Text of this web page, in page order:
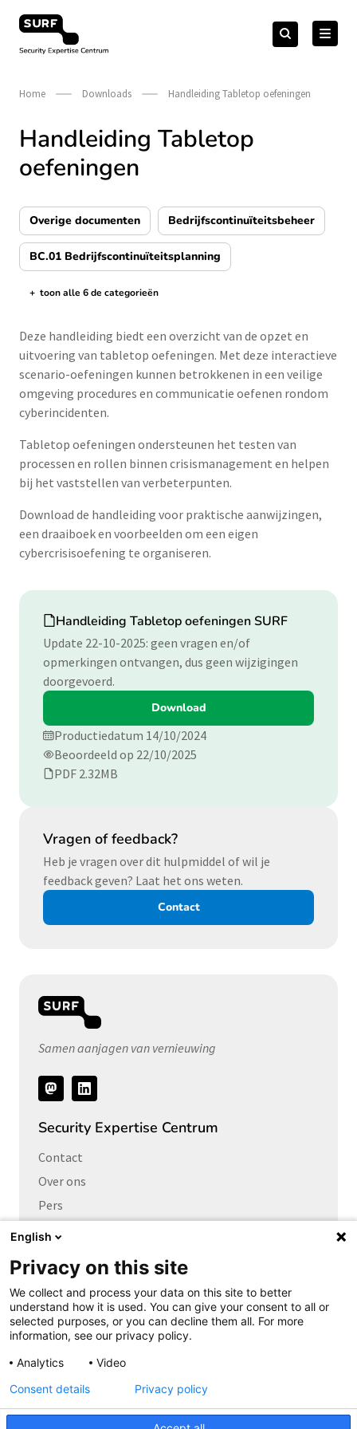
naar
Security Expertise Centrum – by SURF
Zoeken
naar:Zoeken
Home Downloads Handleiding Tabletop oefeningen
Handleiding Tabletop
oefeningen
Overige documenten Bedrijfscontinuïteitsbeheer
BC.01 Bedrijfscontinuïteitsplanning
de categorieën tonen/verbergen
+ toon alle 6 de categorieën
Deze handleiding biedt een overzicht van de opzet en
uitvoering van tabletop oefeningen. Met deze interactieve
scenario-oefeningen kunnen betrokkenen in een veilige
omgeving procedures en communicatie oefenen rondom
cyberincidenten.
Tabletop oefeningen ondersteunen het testen van
processen en rollen binnen crisismanagement en helpen
bij het vaststellen van verbeterpunten.
Download de handleiding voor praktische aanwijzingen,
een draaiboek en voorbeelden om een eigen
cybercrisisoefening te organiseren.
Download
Handleiding Tabletop oefeningen SURF
Update 22-10-2025: geen vragen en/of
opmerkingen ontvangen, dus geen wijzigingen
doorgevoerd.
Download
Productiedatum 14/10/2024
Beoordeeld op 22/10/2025
PDF 2.32MB
Vragen of feedback?
Heb je vragen over dit hulpmiddel of wil je
feedback geven? Laat het ons weten.
Contact
Samen aanjagen van vernieuwing
Volg
ons
Security Expertise Centrum
Contact
Over ons
Pers
Vacatures
Links naar
Cybersecurity Community
Platform Integrale veiligheid
Privacy Expertise Centrum
SURF Vendor Compliance
English
Privacy on this site
We collect and process your data on this site to better
understand how it is used. You can give your consent to all or
selected purposes, or you can decline them all. For more
information, see our privacy policy.
Analytics
Video
Consent details Privacy policy